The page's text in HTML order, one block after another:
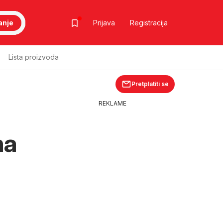
Prijava Registracija
Lista proizvoda
Pretplatiti se
REKLAME